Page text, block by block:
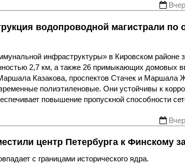
водопроводной магистрали по
инфраструктуры» в Кировском районе
2,7 км, а также 26 примыкающих домовых
Казакова, проспектов Стачек и Маршала
полиэтиленовые. Они устойчивы к
повышение пропускной способности
центр Петербурга к Финскому
с границами исторического ядра.